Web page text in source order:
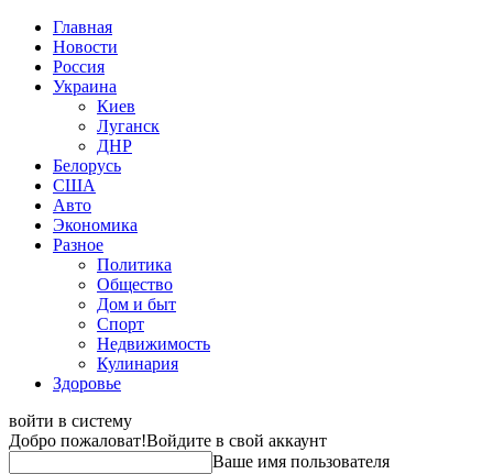
Главная
Новости
Россия
Украина
Киев
Луганск
ДНР
Белорусь
США
Авто
Экономика
Разное
Политика
Общество
Дом и быт
Спорт
Недвижимость
Кулинария
Здоровье
войти в систему
Добро пожаловат!Войдите в свой аккаунт
Ваше имя пользователя